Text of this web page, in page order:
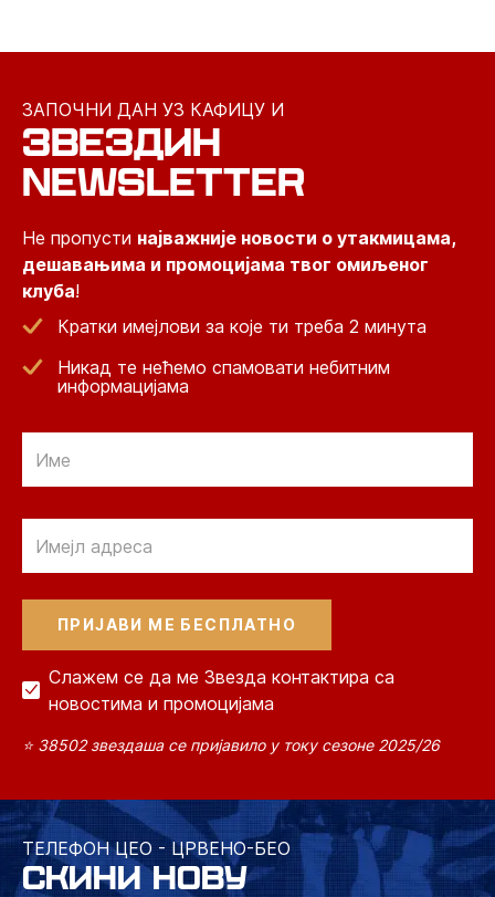
ЗАПОЧНИ ДАН УЗ КАФИЦУ И
ЗВЕЗДИН
NEWSLETTER
Не пропусти најважније новости о утакмицама,
дешавањима и промоцијама твог омиљеног
клуба!
Кратки имејлови за које ти треба 2 минута
Никад те нећемо спамовати небитним
информацијама
Слажем се да ме Звезда контактира са
новостима и промоцијама
⭐ 38502 звездаша се пријавило у току сезоне 2025/26
ТЕЛЕФОН ЦЕО - ЦРВЕНО-БЕО
СКИНИ НОВУ